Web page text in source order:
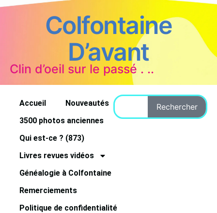
Colfontaine
D’avant
Clin d’oeil sur le passé . ..
Accueil
Nouveautés
3500 photos anciennes
Qui est-ce ? (873)
Livres revues vidéos
Généalogie à Colfontaine
Remerciements
Politique de confidentialité
Rechercher